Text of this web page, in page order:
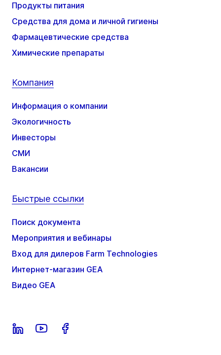
Продукты питания
Средства для дома и личной гигиены
Фармацевтические средства
Химические препараты
Компания
Информация о компании
Экологичность
Инвесторы
СМИ
Вакансии
Быстрые ссылки
Поиск документа
Мероприятия и вебинары
Вход для дилеров Farm Technologies
Интернет-магазин GEA
Видео GEA